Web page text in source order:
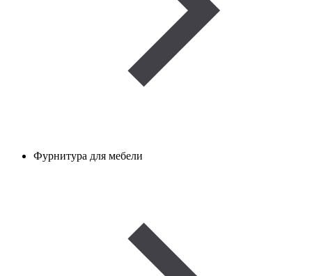
Фурнитура для мебели